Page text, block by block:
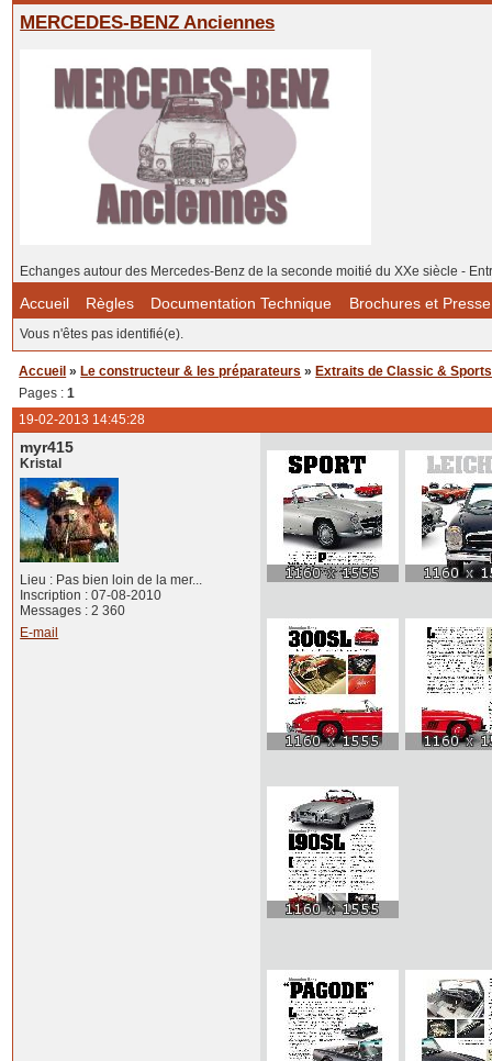
MERCEDES-BENZ Anciennes
Echanges autour des Mercedes-Benz de la seconde moitié du XXe siècle -
Accueil Règles Documentation Technique Brochures et Presse
Vous n'êtes pas identifié(e).
Accueil » Le constructeur & les préparateurs » Extraits de Classic &
Pages :1
19-02-2013 14:45:28
myr415
Kristal
Lieu : Pas bien loin de la mer...
Inscription : 07-08-2010
Messages : 2 360
E-mail